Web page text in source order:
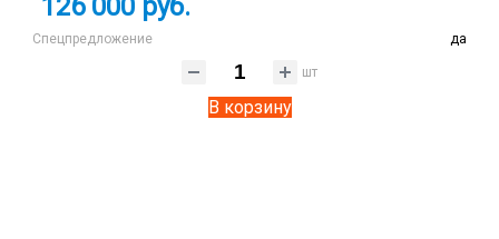
126 000 руб.
Спецпредложение да
шт
В корзину